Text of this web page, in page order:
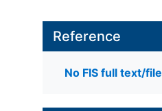
Reference
No FIS full text/file